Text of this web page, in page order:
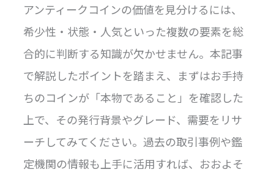
アンティークコインの価値を見分けるには、
希少性・状態・人気といった複数の要素を総
合的に判断する知識が欠かせません。本記事
で解説したポイントを踏まえ、まずはお手持
ちのコインが「本物であること」を確認した
上で、その発行背景やグレード、需要をリサ
ーチしてみてください。過去の取引事例や鑑
定機関の情報も上手に活用すれば、おおよそ